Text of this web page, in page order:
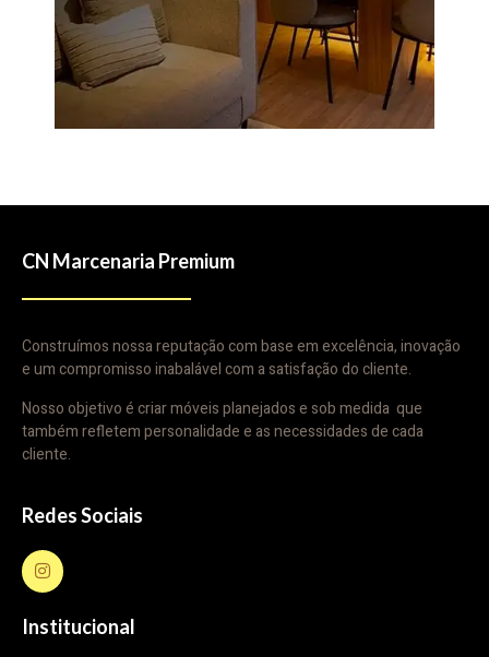
CN Marcenaria Premium
Construímos nossa reputação com base em excelência, inovação
e um compromisso inabalável com a satisfação do cliente.
Nosso objetivo é criar móveis planejados e sob medida que
também refletem personalidade e as necessidades de cada
cliente.
Redes Sociais
Institucional